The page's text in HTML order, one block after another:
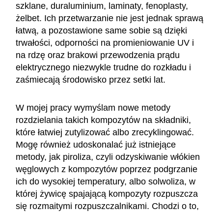
szklane, duraluminium, laminaty, fenoplasty,
żelbet. Ich przetwarzanie nie jest jednak sprawą
łatwą, a pozostawione same sobie są dzięki
trwałości, odporności na promieniowanie UV i
na rdzę oraz brakowi przewodzenia prądu
elektrycznego niezwykle trudne do rozkładu i
zaśmiecają środowisko przez setki lat.
W mojej pracy wymyślam nowe metody
rozdzielania takich kompozytów na składniki,
które łatwiej zutylizować albo zrecyklingować.
Mogę również udoskonalać już istniejące
metody, jak piroliza, czyli odzyskiwanie włókien
węglowych z kompozytów poprzez podgrzanie
ich do wysokiej temperatury, albo solwoliza, w
której żywicę spajającą kompozyty rozpuszcza
się rozmaitymi rozpuszczalnikami. Chodzi o to,